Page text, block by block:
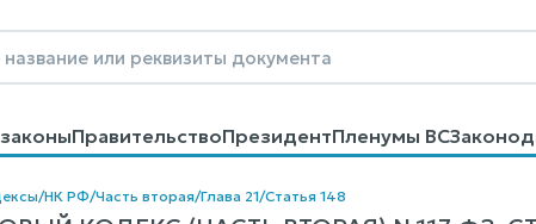
ПравительствоПрезидентПленумы ВС
договоровКонтактыПомощьПоиск
/НК РФ/Часть вторая/Глава 21/Статья 148